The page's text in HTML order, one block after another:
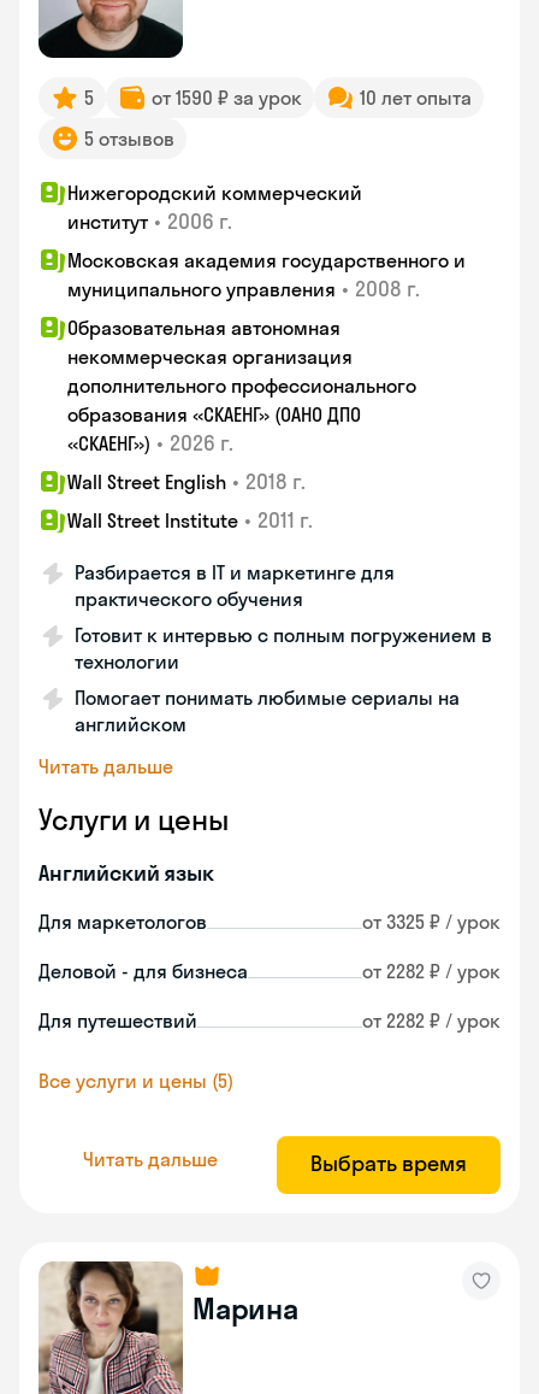
5 от 1590 ₽ за урок
10 лет опыта
5 отзывов
Нижегородский коммерческий
институт • 2006 г.
Московская академия государственного и
муниципального управления • 2008 г.
Образовательная автономная
некоммерческая организация
дополнительного профессионального
образования «СКАЕНГ» (ОАНО ДПО
«СКАЕНГ») • 2026 г.
Wall Street English • 2018 г.
Wall Street Institute • 2011 г.
Разбирается в IT и маркетинге для
практического обучения
Готовит к интервью с полным погружением в
технологии
Помогает понимать любимые сериалы на
английском
Читать дальше
Услуги и цены
Английский язык
Для маркетологов от 3325 ₽ / урок
Деловой - для бизнеса от 2282 ₽ / урок
Для путешествий от 2282 ₽ / урок
Все услуги и цены (5)
Читать дальше Выбрать время
Марина